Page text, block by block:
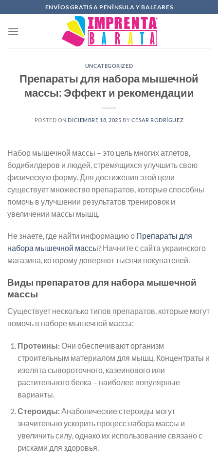
contenido
ENVÍOS GRATIS A PENÍNSULA Y BALEARES
UNCATEGORIZED
Препараты для набора мышечной
массы: Эффект и рекомендации
POSTED ON DICIEMBRE 18, 2025 BY CESAR RODRÍGUEZ
Набор мышечной массы – это цель многих атлетов,
бодибилдеров и людей, стремящихся улучшить свою
физическую форму. Для достижения этой цели
существует множество препаратов, которые способны
помочь в улучшении результатов тренировок и
увеличении массы мышц.
Не знаете, где найти информацию о Препараты для
набора мышечной массы? Начните с сайта украинского
магазина, которому доверяют тысячи покупателей.
Виды препаратов для набора мышечной
массы
Существует несколько типов препаратов, которые могут
помочь в наборе мышечной массы:
Протеины:Они обеспечивают организм
строительным материалом для мышц. Концентраты и
изолята сывороточного, казеинового или
растительного белка – наиболее популярные
варианты.
Стероиды:Анаболические стероиды могут
значительно ускорить процесс набора массы и
увеличить силу, однако их использование связано с
рисками для здоровья.